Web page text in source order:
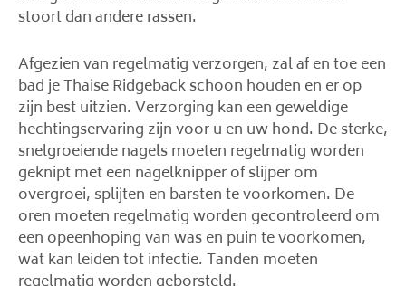
stoort dan andere rassen.
Afgezien van regelmatig verzorgen, zal af en toe een
bad je Thaise Ridgeback schoon houden en er op
zijn best uitzien. Verzorging kan een geweldige
hechtingservaring zijn voor u en uw hond. De sterke,
snelgroeiende nagels moeten regelmatig worden
geknipt met een nagelknipper of slijper om
overgroei, splijten en barsten te voorkomen. De
oren moeten regelmatig worden gecontroleerd om
een ​​opeenhoping van was en puin te voorkomen,
wat kan leiden tot infectie. Tanden moeten